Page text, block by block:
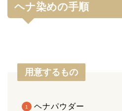
ヘナ染めの手順
用意するもの
ヘナパウダー